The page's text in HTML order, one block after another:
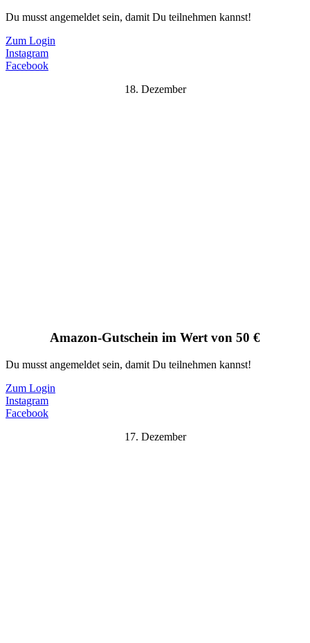
Du musst angemeldet sein, damit Du teilnehmen kannst!
Zum Login
Instagram
Facebook
18. Dezember
Amazon-Gutschein im Wert von 50 €
Du musst angemeldet sein, damit Du teilnehmen kannst!
Zum Login
Instagram
Facebook
17. Dezember